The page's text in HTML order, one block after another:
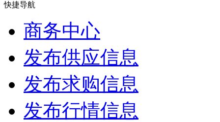
快捷导航
商务中心
发布供应信息
发布求购信息
发布行情信息